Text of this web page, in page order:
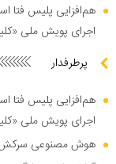
هم‌افزایی پلیس فتا
اجرای پویش ملی
پرطرفدار
هم‌افزایی پلیس فتا
اجرای پویش ملی
هوش مصنوعی سرکش،